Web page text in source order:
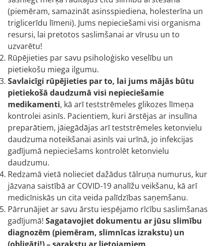
(piemēram, samazināt asinsspiediena, holesterīna un
triglicerīdu līmeni). Jums nepieciešami visi organisma
resursi, lai pretotos saslimšanai ar vīrusu un to
uzvarētu!
Rūpējieties par savu psiholoģisko veselību un
pietiekošu miega ilgumu.
Savlaicīgi rūpējieties par to, lai jums mājās būtu
pietiekošā daudzumā visi nepieciešamie
medikamenti, kā arī teststrēmeles glikozes līmeņa
kontrolei asinīs. Pacientiem, kuri ārstējas ar insulīna
preparātiem, jāiegādājas arī teststrēmeles ketonvielu
daudzuma noteikšanai asinīs vai urīnā, jo infekcijas
gadījumā nepieciešams kontrolēt ketonvielu
daudzumu.
Redzamā vietā nolieciet dažādus tālruņa numurus, kur
jāzvana saistībā ar COVID-19 analīžu veikšanu, kā arī
medicīniskās un cita veida palīdzības saņemšanu.
Pārrunājiet ar savu ārstu iespējamo rīcību saslimšanas
gadījumā! Sagatavojiet dokumentu ar jūsu slimību
diagnozēm (piemēram, slimnīcas izrakstu) un